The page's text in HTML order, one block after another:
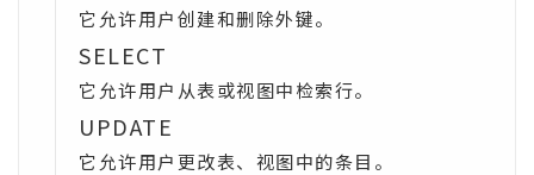
它允许用户创建和删除外键。
SELECT
它允许用户从表或视图中检索行。
UPDATE
它允许用户更改表、视图中的条目。